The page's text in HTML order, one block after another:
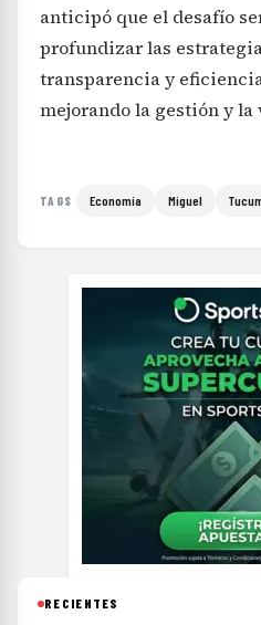
anticipó que el desafío
profundizar las
transparencia y
mejorando la gestión y
TAGS Economía Miguel
RECIENTES